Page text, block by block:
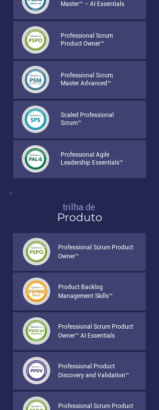
Master™ – AI Essentials
Professional Scrum
Product Owner™
Professional Scrum
Master Advanced™
Scaled Professional
Scrum™
Professional Agile
Leadership Essentials™
trilha de
Produto
Professional Scrum Product
Owner™
Product Backlog
Management Skills™
Professional Scrum Product
Owner™ AI Essentials
Professional Product
Discovery and Validation™
Professional Scrum Product